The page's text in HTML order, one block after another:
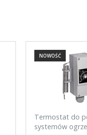
Termostat do
systemów
NOWOŚĆ